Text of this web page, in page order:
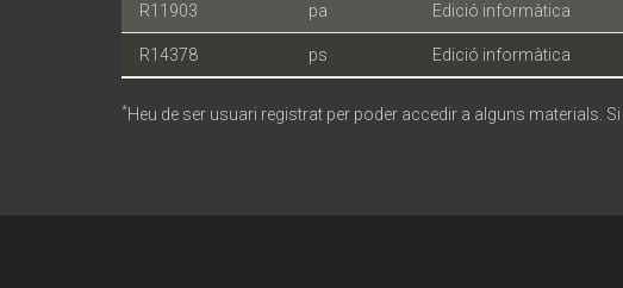
R11903 pa Edició informàtica
R14378 ps Edició informàtica
*Heu de ser usuari registrat per poder accedir a alguns materials.